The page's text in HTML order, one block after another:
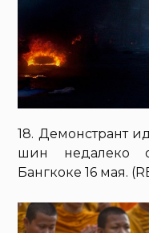
18. Демонстрант
шин недалеко
Бангкоке 16 мая.